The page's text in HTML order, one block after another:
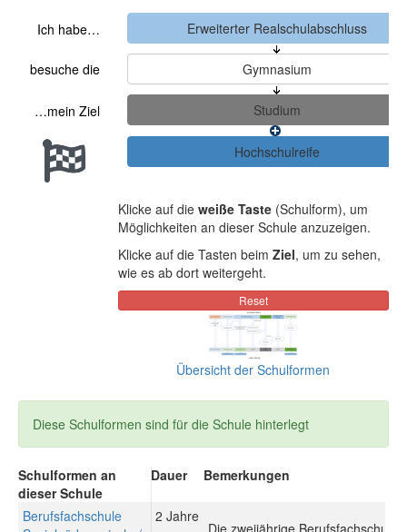
Ich habe…
besuche die
…mein Ziel
Klicke auf die weiße Taste(Schulform), um
Möglichkeiten an dieser Schule anzuzeigen.
Klicke auf die Tasten beim Ziel, um zu sehen,
wie es ab dort weitergeht.
Übersicht der Schulformen
Diese Schulformen sind für die Schule hinterlegt
Schulformen an
dieser Schule
Dauer Bemerkungen
Berufsfachschule
2 Jahre
Die zweijährige Berufsfachschule